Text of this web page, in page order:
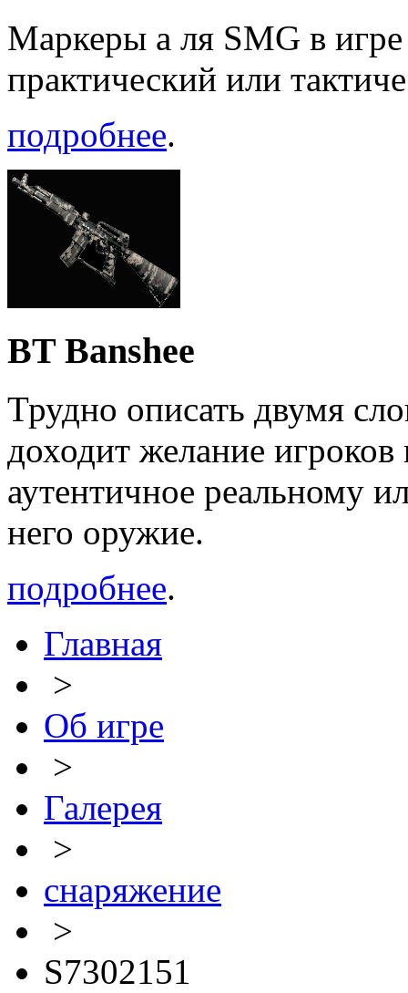
Маркеры а ля SMG в
практический или
подробнее.
BT Banshee
Трудно описать двумя
доходит желание
аутентичное реальному
него оружие.
подробнее.
Главная
>
Об игре
>
Галерея
>
снаряжение
>
S7302151